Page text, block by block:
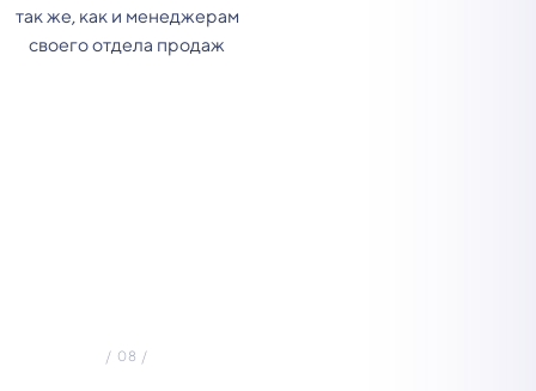
так же, как и менеджерам
своего отдела продаж